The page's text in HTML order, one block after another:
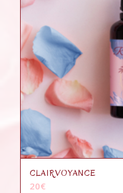
CLAIRVOYANCE
20€